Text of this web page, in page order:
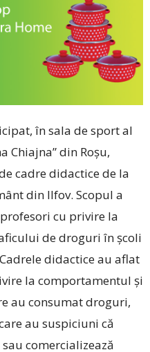
în sala de sport al
Chiajna” din Roșu,
cadre didactice de la
din Ilfov. Scopul a
cu privire la
de droguri în școli
didactice au aflat
la comportamentul și
au consumat droguri,
au suspiciuni că
comercializează